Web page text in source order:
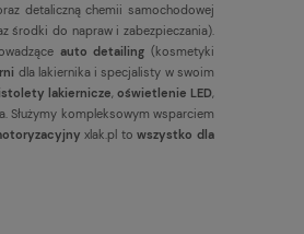
detaliczną chemii samochodowej
środki do napraw i zabezpieczania).
auto detailing(kosmetyki
dla lakiernika i specjalisty w swoim
lakiernicze oświetlenie LED
Służymy kompleksowym wsparciem
xlak.pl towszystko dla